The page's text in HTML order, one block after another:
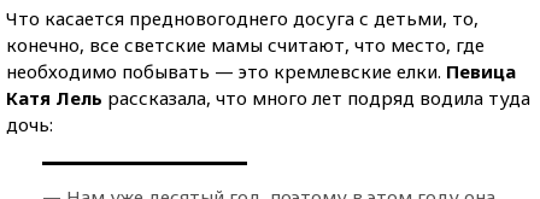
Что касается предновогоднего досуга с детьми, то,
конечно, все светские мамы считают, что место, где
необходимо побывать — это кремлевские елки. Певица
Катя Лель рассказала, что много лет подряд водила туда
дочь: